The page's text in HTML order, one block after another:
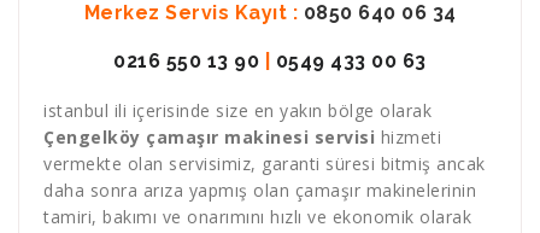
Merkez Servis Kayıt : 0850 640 06 34
0216 550 13 90 0549 433 00 63
istanbul ili içerisinde size en yakın bölge olarak
Çengelköy çamaşır makinesi servisi hizmeti
vermekte olan servisimiz, garanti süresi bitmiş ancak
daha sonra arıza yapmış olan çamaşır makinelerinin
tamiri, bakımı ve onarımını hızlı ve ekonomik olarak